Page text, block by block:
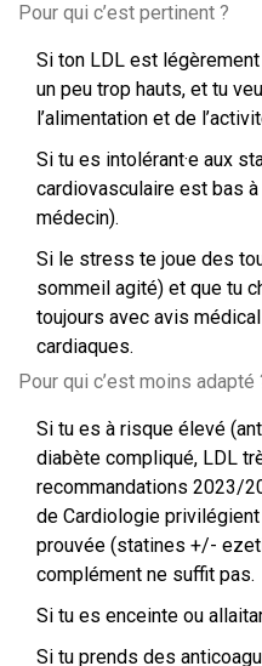
Pour qui c’est pertinent ?
Si ton LDL est
un peu trop hauts, et tu
l’alimentation et de
Si tu es intolérant·e aux
cardiovasculaire est bas
médecin).
Si le stress te joue des
sommeil agité) et que tu
toujours avec avis
cardiaques.
Pour qui c’est moins adapté
Si tu es à risque élevé
diabète compliqué, LDL
recommandations 2023/
de Cardiologie
prouvée (statines +/-
complément ne suffit pas.
Si tu es enceinte ou
Si tu prends des